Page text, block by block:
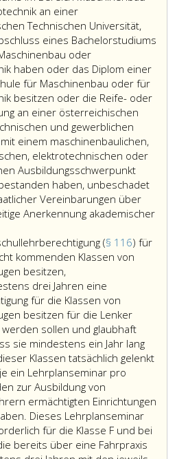
an einer
Technischen Universität,
eines Bachelorstudiums
oder
haben oder das Diplom einer
für Maschinenbau oder für
besitzen oder die Reife- oder
an einer österreichischen
und gewerblichen
einem maschinenbaulichen,
elektrotechnischen oder
Ausbildungsschwerpunkt
haben, unbeschadet
Vereinbarungen über
Anerkennung akademischer
(§ 116) für
kommenden Klassen von
besitzen,eine
(Paragraph
116,)
für
die
in
Betracht
kommenden
Klassen
von
Kraftfahrzeugen
besitzen,
drei Jahren eine
für die Klassen von
besitzen für die Lenker
sollen und glaubhaft
sie mindestens ein Jahr lang
Klassen tatsächlich gelenkt
ein Lehrplanseminar pro
zur Ausbildung von
ermächtigten Einrichtungen
Dieses Lehrplanseminar
für die Klasse F und bei
bereits über eine Fahrpraxis